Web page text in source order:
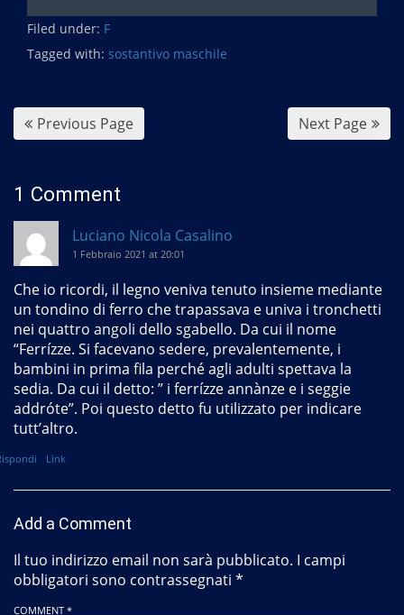
c
e
b
Filed under: F
Tagged with: sostantivo maschile
Previous Page Next Page
1 Comment
Luciano Nicola Casalino
1 Febbraio 2021 at 20:01
Che io ricordi, il legno veniva tenuto insieme mediante
un tondino di ferro che trapassava e univa i tronchetti
nei quattro angoli dello sgabello. Da cui il nome
“Ferrízze. Si facevano sedere, prevalentemente, i
bambini in prima fila perché agli adulti spettava la
sedia. Da cui il detto: ” i ferrízze annànze e i seggie
addróte”. Poi questo detto fu utilizzato per indicare
tutt’altro.
Link
Add a Comment
Il tuo indirizzo email non sarà pubblicato. I campi
obbligatori sono contrassegnati *
COMMENT *